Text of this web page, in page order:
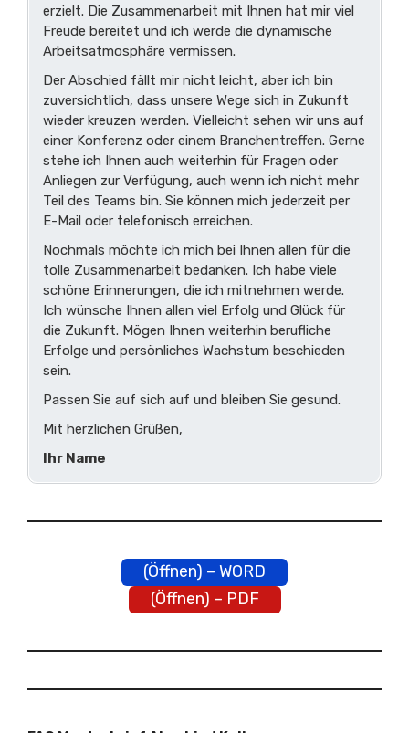
erzielt. Die Zusammenarbeit mit Ihnen hat mir viel
Freude bereitet und ich werde die dynamische
Arbeitsatmosphäre vermissen.
Der Abschied fällt mir nicht leicht, aber ich bin
zuversichtlich, dass unsere Wege sich in Zukunft
wieder kreuzen werden. Vielleicht sehen wir uns auf
einer Konferenz oder einem Branchentreffen. Gerne
stehe ich Ihnen auch weiterhin für Fragen oder
Anliegen zur Verfügung, auch wenn ich nicht mehr
Teil des Teams bin. Sie können mich jederzeit per
E-Mail oder telefonisch erreichen.
Nochmals möchte ich mich bei Ihnen allen für die
tolle Zusammenarbeit bedanken. Ich habe viele
schöne Erinnerungen, die ich mitnehmen werde.
Ich wünsche Ihnen allen viel Erfolg und Glück für
die Zukunft. Mögen Ihnen weiterhin berufliche
Erfolge und persönliches Wachstum beschieden
sein.
Passen Sie auf sich auf und bleiben Sie gesund.
Mit herzlichen Grüßen,
Ihr Name
(Öffnen) – WORD
(Öffnen) – PDF